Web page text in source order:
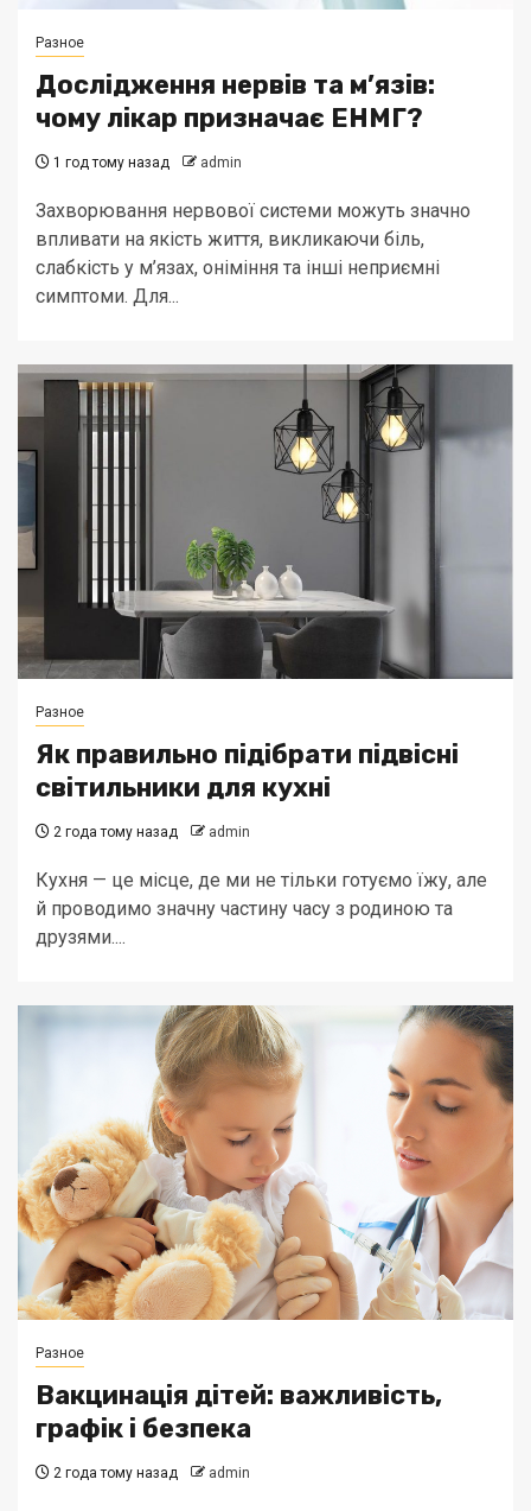
Разное
Дослідження нервів та м’язів:
чому лікар призначає ЕНМГ?
1 год тому назад admin
Захворювання нервової системи можуть значно
впливати на якість життя, викликаючи біль,
слабкість у м’язах, оніміння та інші неприємні
симптоми. Для...
Разное
Як правильно підібрати підвісні
світильники для кухні
2 года тому назад admin
Кухня — це місце, де ми не тільки готуємо їжу, але
й проводимо значну частину часу з родиною та
друзями....
Разное
Вакцинація дітей: важливість,
графік і безпека
2 года тому назад admin